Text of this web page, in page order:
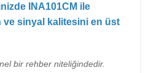
INA101CM ile
sinyal kalitesini en üst
bir rehber niteliğindedir.